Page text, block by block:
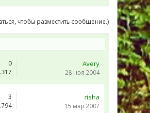
чтобы разместить сообщение.)
0 Avery
28 ноя 2004
3 risha
15 мар 2007